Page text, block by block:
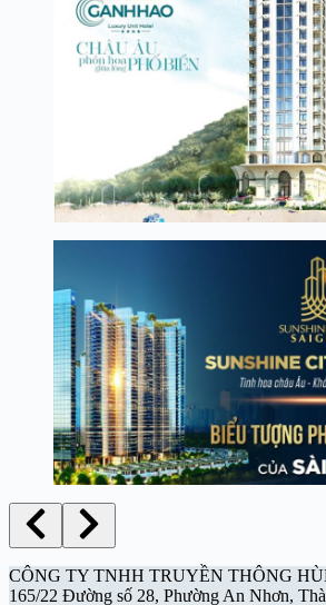
CÔNG TY TNHH TRUYỀN THÔNG
165/22 Đường số 28, Phường An Nhơn,